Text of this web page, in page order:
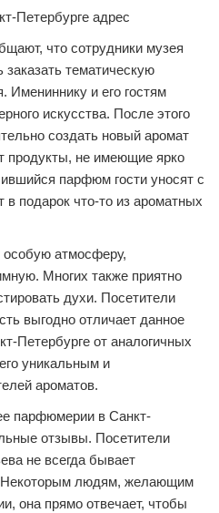
что сотрудники музея
тематическую
Имениннику и его гостям
искусства. После этого
создать новый аромат
продукты, не имеющие ярко
парфюм гости уносят с
в подарок что-то из ароматных
особую атмосферу,
Многих также приятно
духи. Посетители
выгодно отличает данное
Петербурге от аналогичных
уникальным и
ароматов.
парфюмерии в Санкт-
отзывы. Посетители
не всегда бывает
Некоторым людям, желающим
она прямо отвечает, чтобы